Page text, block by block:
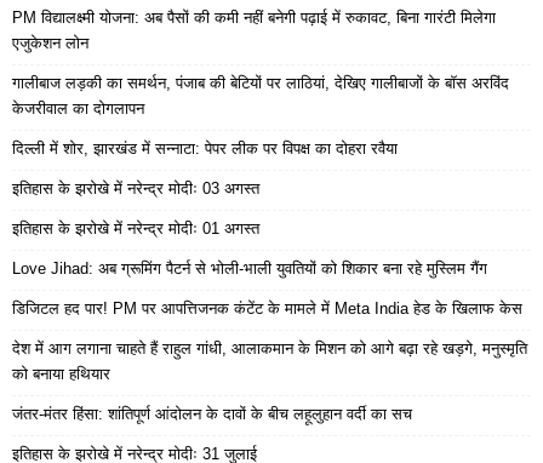
PM विद्यालक्ष्मी योजना: अब पैसों की कमी नहीं बनेगी पढ़ाई में रुकावट, बिना गारंटी मिलेगा
एजुकेशन लोन
गालीबाज लड़की का समर्थन, पंजाब की बेटियों पर लाठियां, देखिए गालीबाजों के बॉस अरविंद
केजरीवाल का दोगलापन
दिल्ली में शोर, झारखंड में सन्नाटा: पेपर लीक पर विपक्ष का दोहरा रवैया
इतिहास के झरोखे में नरेन्द्र मोदीः 03 अगस्त
इतिहास के झरोखे में नरेन्द्र मोदीः 01 अगस्त
Love Jihad: अब ग्रूमिंग पैटर्न से भोली-भाली युवतियों को शिकार बना रहे मुस्लिम गैंग
डिजिटल हद पार! PM पर आपत्तिजनक कंटेंट के मामले में Meta India हेड के खिलाफ केस
देश में आग लगाना चाहते हैं राहुल गांधी, आलाकमान के मिशन को आगे बढ़ा रहे खड़गे, मनुस्मृति
को बनाया हथियार
जंतर-मंतर हिंसा: शांतिपूर्ण आंदोलन के दावों के बीच लहूलुहान वर्दी का सच
इतिहास के झरोखे में नरेन्द्र मोदीः 31 जुलाई